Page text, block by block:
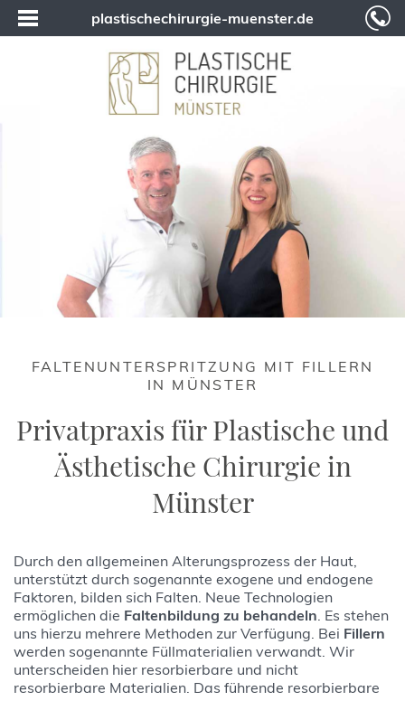
plastischechirurgie-muenster.de
FALTENUNTERSPRITZUNG MIT FILLERN
IN MÜNSTER
Privatpraxis für Plastische und
Ästhetische Chirurgie in
Münster
Durch den allgemeinen Alterungsprozess der Haut,
unterstützt durch sogenannte exogene und endogene
Faktoren, bilden sich Falten. Neue Technologien
ermöglichen die Faltenbildung zu behandeln. Es stehen
uns hierzu mehrere Methoden zur Verfügung. Bei Fillern
werden sogenannte Füllmaterialien verwandt. Wir
unterscheiden hier resorbierbare und nicht
resorbierbare Materialien. Das führende resorbierbare